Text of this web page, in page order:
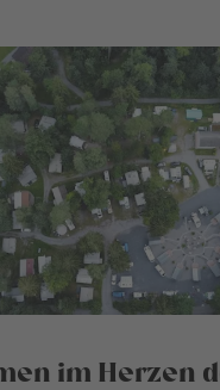
im Herzen